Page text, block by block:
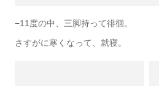
−11度の中、三脚持って徘徊。
さすがに寒くなって、就寝。